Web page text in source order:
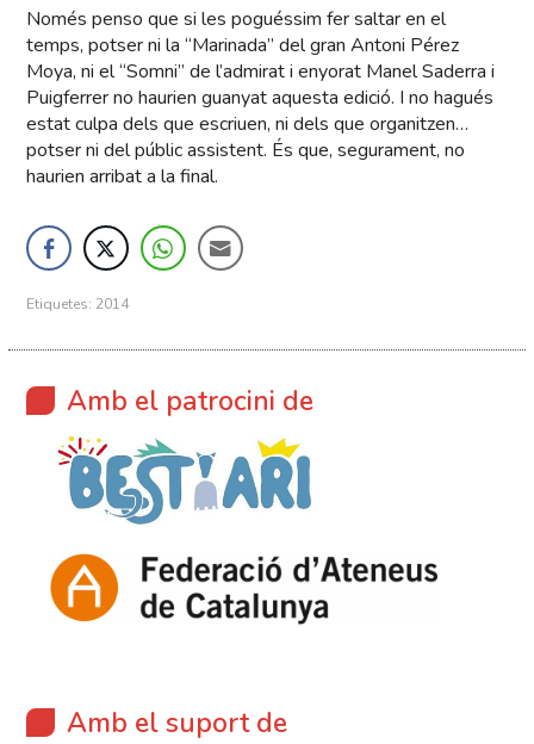
Només penso que si les poguéssim fer saltar en el
temps, potser ni la “Marinada” del gran Antoni Pérez
Moya, ni el “Somni” de l’admirat i enyorat Manel Saderra i
Puigferrer no haurien guanyat aquesta edició. I no hagués
estat culpa dels que escriuen, ni dels que organitzen…
potser ni del públic assistent. És que, segurament, no
haurien arribat a la final.
Etiquetes: 2014
Amb el patrocini de
Amb el suport de